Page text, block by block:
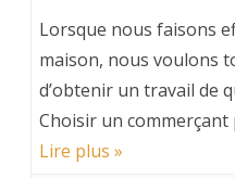
Lorsque nous faisons
maison, nous voulons
d’obtenir un travail de
Choisir un
Lire plus »